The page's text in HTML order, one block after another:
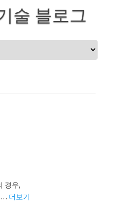
술 블로그
경우,
… 더보기